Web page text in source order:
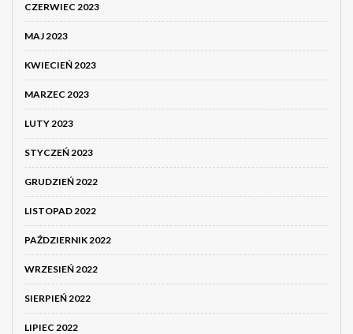
CZERWIEC 2023
MAJ 2023
KWIECIEŃ 2023
MARZEC 2023
LUTY 2023
STYCZEŃ 2023
GRUDZIEŃ 2022
LISTOPAD 2022
PAŹDZIERNIK 2022
WRZESIEŃ 2022
SIERPIEŃ 2022
LIPIEC 2022